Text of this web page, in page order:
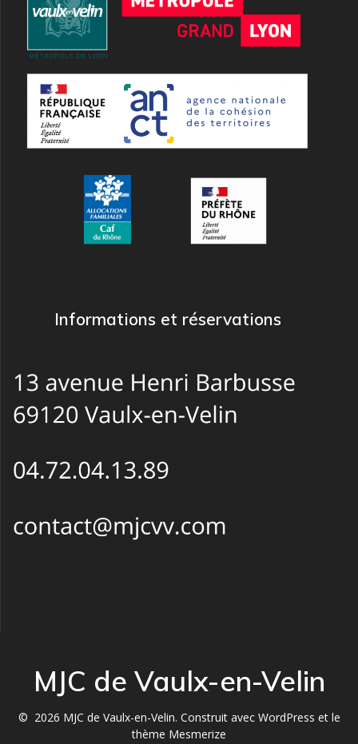
Informations et réservations
MJC de Vaulx-en-Velin
© 2026 MJC de Vaulx-en-Velin. Construit avec WordPress et le
thème Mesmerize